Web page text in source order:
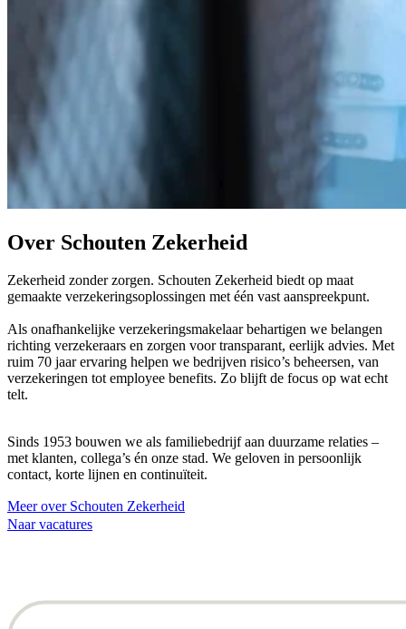
Over Schouten Zekerheid
Zekerheid zonder zorgen. Schouten Zekerheid biedt op maat
gemaakte verzekeringsoplossingen met één vast aanspreekpunt.
Als onafhankelijke verzekeringsmakelaar behartigen we belangen
richting verzekeraars en zorgen voor transparant, eerlijk advies. Met
ruim 70 jaar ervaring helpen we bedrijven risico’s beheersen, van
verzekeringen tot employee benefits. Zo blijft de focus op wat echt
telt.
Sinds 1953 bouwen we als familiebedrijf aan duurzame relaties –
met klanten, collega’s én onze stad. We geloven in persoonlijk
contact, korte lijnen en continuïteit.
Meer over Schouten Zekerheid
Naar vacatures